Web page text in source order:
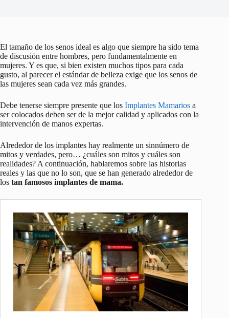
El tamaño de los senos ideal es algo que siempre ha sido tema
de discusión entre hombres, pero fundamentalmente en
mujeres. Y es que, si bien existen muchos tipos para cada
gusto, al parecer el estándar de belleza exige que los senos de
las mujeres sean cada vez más grandes.
Debe tenerse siempre presente que los Implantes Mamarios a
ser colocados deben ser de la mejor calidad y aplicados con la
intervención de manos expertas.
Alrededor de los implantes hay realmente un sinnúmero de
mitos y verdades, pero… ¿cuáles son mitos y cuáles son
realidades? A continuación, hablaremos sobre las historias
reales y las que no lo son, que se han generado alrededor de
los tan famosos implantes de mama.